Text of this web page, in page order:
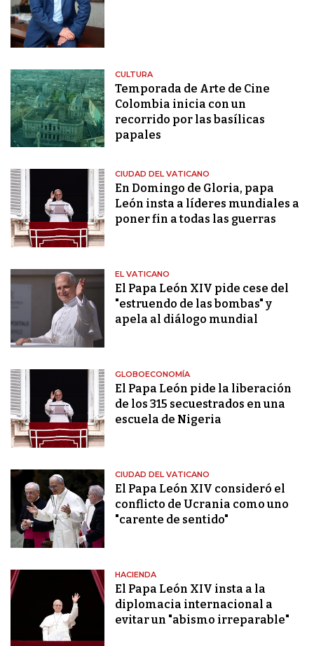
CULTURA
Temporada de Arte de Cine
Colombia inicia con un
recorrido por las basílicas
papales
CIUDAD DEL VATICANO
En Domingo de Gloria, papa
León insta a líderes mundiales a
poner fin a todas las guerras
EL VATICANO
El Papa León XIV pide cese del
"estruendo de las bombas" y
apela al diálogo mundial
GLOBOECONOMÍA
El Papa León pide la liberación
de los 315 secuestrados en una
escuela de Nigeria
CIUDAD DEL VATICANO
El Papa León XIV consideró el
conflicto de Ucrania como uno
"carente de sentido"
HACIENDA
El Papa León XIV insta a la
diplomacia internacional a
evitar un "abismo irreparable"